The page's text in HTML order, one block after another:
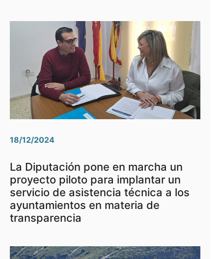
18/12/2024
La Diputación pone en marcha un
proyecto piloto para implantar un
servicio de asistencia técnica a los
ayuntamientos en materia de
transparencia